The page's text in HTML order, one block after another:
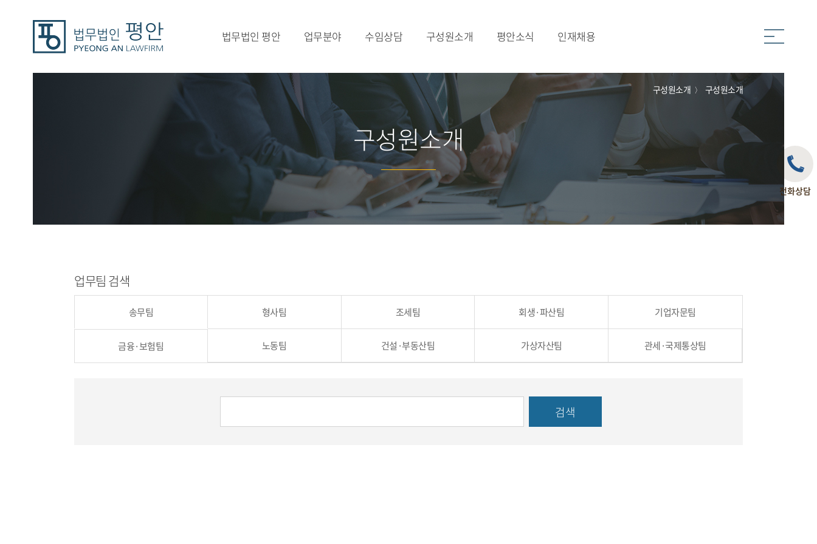
법무법인 평안
평안 소개
연혁
오시는길
업무분야
송무팀
형사팀
회생·파산팀
기업자문팀
금융·보험팀
노동팀
건설·부동산팀
가상자산팀
수임상담 구성원소개
대표변호사
의장변호사
구성원 검색
평안소식
승소 및 최신 업무사례
법인소식 및 동정
언론보도
법률자료
공익활동
인재채용
채용공고
온라인지원
전화상담
구성원소개
구성원소개 〉 구성원소개
업무팀 검색
송무팀 형사팀 조세팀 회생·파산팀 기업자문팀
금융·보험팀 노동팀 건설·부동산팀 가상자산팀 관세·국제통상팀
검색